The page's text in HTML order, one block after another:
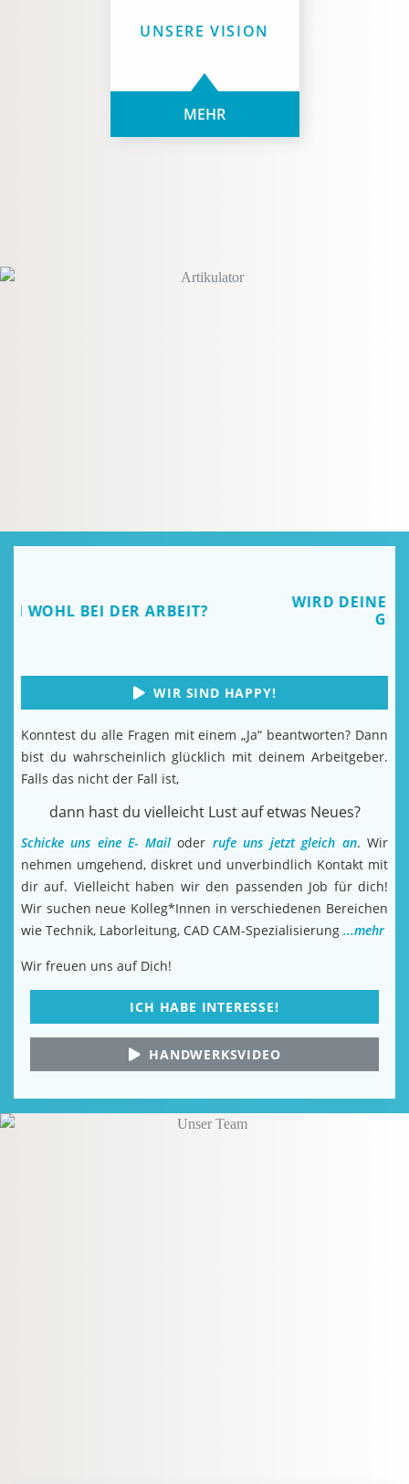
UNSERE VISION
MEHR
WIRD DEINE ARBEIT AUSREICHEND
GEWÜRDIGT?
WIR SIND HAPPY!
Konntest du alle Fragen mit einem „Ja“ beantworten? Dann
bist du wahrscheinlich glücklich mit deinem Arbeitgeber.
Falls das nicht der Fall ist,
dann hast du vielleicht Lust auf etwas Neues?
Schicke uns eine E- Mailoder rufe uns jetzt gleich an. Wir
nehmen umgehend, diskret und unverbindlich Kontakt mit
dir auf. Vielleicht haben wir den passenden Job für dich!
Wir suchen neue Kolleg*Innen in verschiedenen Bereichen
wie Technik, Laborleitung, CAD CAM-Spezialisierung ...mehr
Wir freuen uns auf Dich!
ICH HABE INTERESSE!
HANDWERKSVIDEO